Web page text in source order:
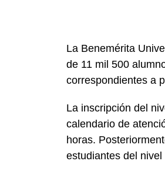
La Benemérita
de 11 mil 500
correspondientes a
La inscripción del
calendario de
horas.
estudiantes del